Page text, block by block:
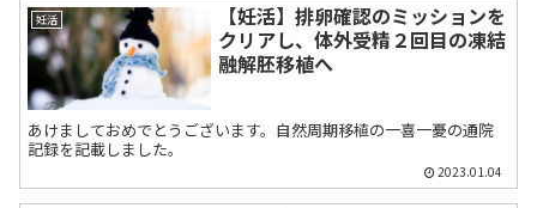
妊活
【妊活】排卵確認のミッションを
クリアし、体外受精２回目の凍結
融解胚移植へ
あけましておめでとうございます。自然周期移植の一喜一憂の通院
記録を記載しました。
2023.01.04